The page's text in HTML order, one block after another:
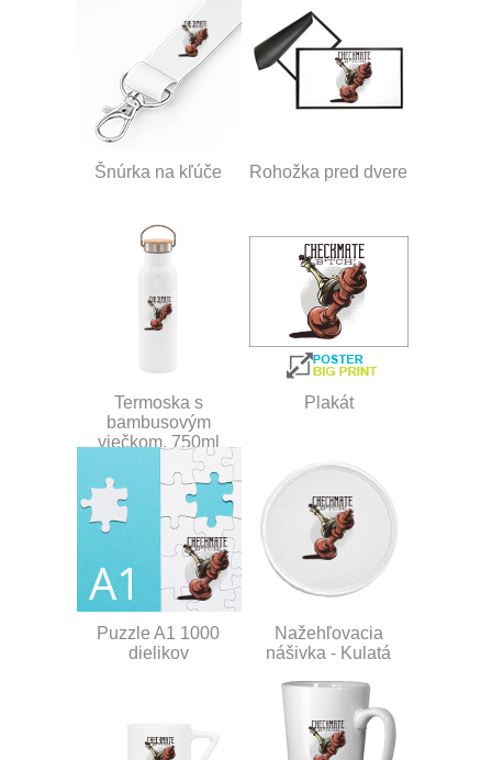
Šnúrka na kľúče Rohožka pred dvere
Termoska s
bambusovým
viečkom, 750ml
Plakát
Puzzle A1 1000
dielikov
Nažehľovacia
nášivka - Kulatá